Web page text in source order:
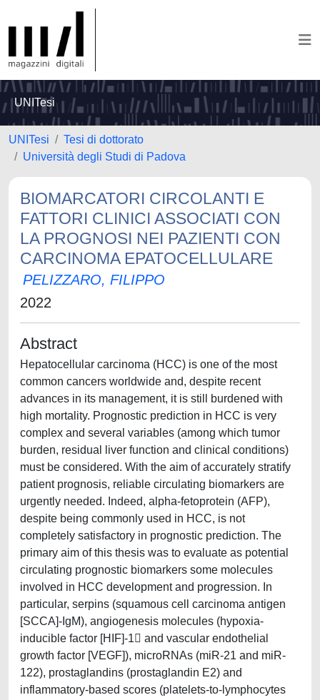
UNITesi
UNITesi
Tesi di dottorato
Università degli Studi di Padova
BIOMARCATORI CIRCOLANTI E
FATTORI CLINICI ASSOCIATI CON
LA PROGNOSI NEI PAZIENTI CON
CARCINOMA EPATOCELLULARE
PELIZZARO, FILIPPO
2022
Abstract
Hepatocellular carcinoma (HCC) is one of the most
common cancers worldwide and, despite recent
advances in its management, it is still burdened with
high mortality. Prognostic prediction in HCC is very
complex and several variables (among which tumor
burden, residual liver function and clinical conditions)
must be considered. With the aim of accurately stratify
patient prognosis, reliable circulating biomarkers are
urgently needed. Indeed, alpha-fetoprotein (AFP),
despite being commonly used in HCC, is not
completely satisfactory in prognostic prediction. The
primary aim of this thesis was to evaluate as potential
circulating prognostic biomarkers some molecules
involved in HCC development and progression. In
particular, serpins (squamous cell carcinoma antigen
[SCCA]-IgM), angiogenesis molecules (hypoxia-
inducible factor [HIF]-1 and vascular endothelial
growth factor [VEGF]), microRNAs (miR-21 and miR-
122), prostaglandins (prostaglandin E2) and
inflammatory-based scores (platelets-to-lymphocytes